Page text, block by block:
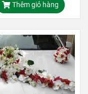
Thêm giỏ hàng